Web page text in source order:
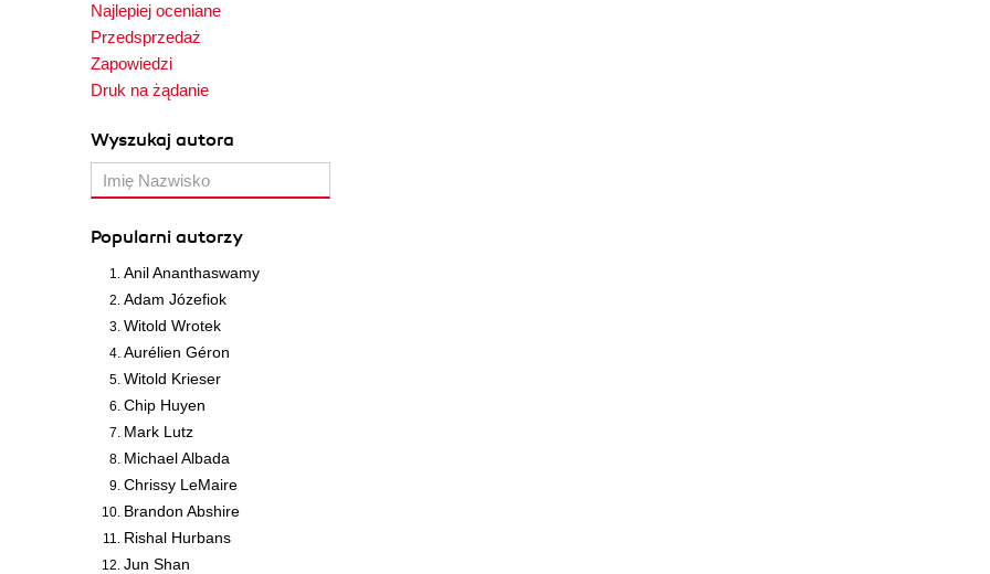
Najlepiej oceniane
Przedsprzedaż
Zapowiedzi
Druk na żądanie
Wyszukaj autora
Popularni autorzy
Anil Ananthaswamy
Adam Józefiok
Witold Wrotek
Aurélien Géron
Witold Krieser
Chip Huyen
Mark Lutz
Michael Albada
Chrissy LeMaire
Brandon Abshire
Rishal Hurbans
Jun Shan